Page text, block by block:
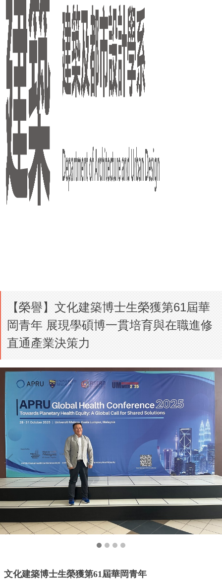
【榮譽】文化建築博士生榮獲第61屆華
岡青年 展現學碩博一貫培育與在職進修
直通產業決策力
文化建築博士生榮獲第61屆華岡青年